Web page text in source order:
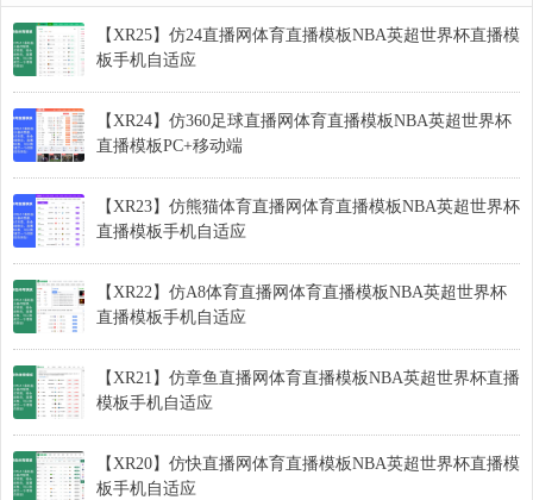
【XR25】仿24直播网体育直播模板NBA英超世界杯直播模
板手机自适应
【XR24】仿360足球直播网体育直播模板NBA英超世界杯
直播模板PC+移动端
【XR23】仿熊猫体育直播网体育直播模板NBA英超世界杯
直播模板手机自适应
【XR22】仿A8体育直播网体育直播模板NBA英超世界杯
直播模板手机自适应
【XR21】仿章鱼直播网体育直播模板NBA英超世界杯直播
模板手机自适应
【XR20】仿快直播网体育直播模板NBA英超世界杯直播模
板手机自适应